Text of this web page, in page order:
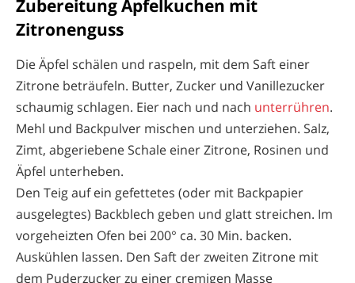
Zubereitung Apfelkuchen mit
Zitronenguss
Die Äpfel schälen und raspeln, mit dem Saft einer
Zitrone beträufeln. Butter, Zucker und Vanillezucker
schaumig schlagen. Eier nach und nach unterrühren.
Mehl und Backpulver mischen und unterziehen. Salz,
Zimt, abgeriebene Schale einer Zitrone, Rosinen und
Äpfel unterheben.
Den Teig auf ein gefettetes (oder mit Backpapier
ausgelegtes) Backblech geben und glatt streichen. Im
vorgeheizten Ofen bei 200° ca. 30 Min. backen.
Auskühlen lassen. Den Saft der zweiten Zitrone mit
dem Puderzucker zu einer cremigen Masse